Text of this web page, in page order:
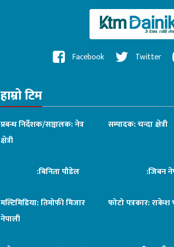
Facebook Twitter
हाम्रो टिम
प्रबन्ध निर्देशक/सञ्चालक: नेत्र
क्षेत्री
सम्पादक: चन्दा क्षेत्री
:बिनिता पौडेल :जिबन
मल्टिमिडिया: तिमोफी मिजार
नेपाली
फोटो पत्रकार: राकेश